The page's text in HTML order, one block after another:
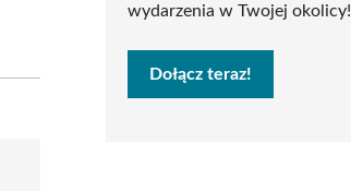
wydarzenia w Twojej okolicy!
Dołącz teraz!